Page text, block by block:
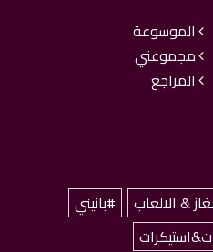
الموسوعة
مجموعتي
المراجع
& الالعاب
#بانيني